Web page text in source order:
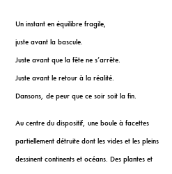
Un instant en équilibre fragile,
juste avant la bascule.
Juste avant que la fête ne s’arrête.
Juste avant le retour à la réalité.
Dansons, de peur que ce soir soit la fin.
Au centre du dispositif, une boule à facettes
partiellement détruite dont les vides et les pleins
dessinent continents et océans. Des plantes et